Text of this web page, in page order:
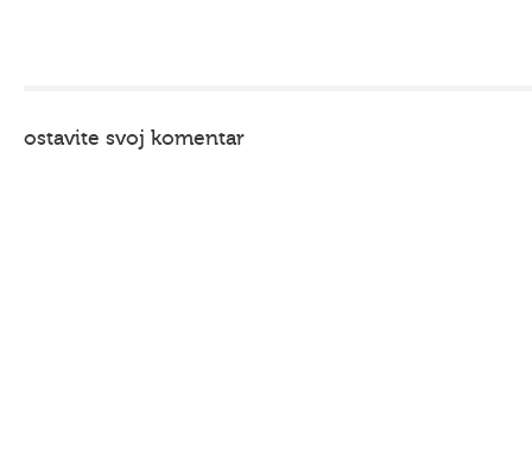
ostavite svoj komentar